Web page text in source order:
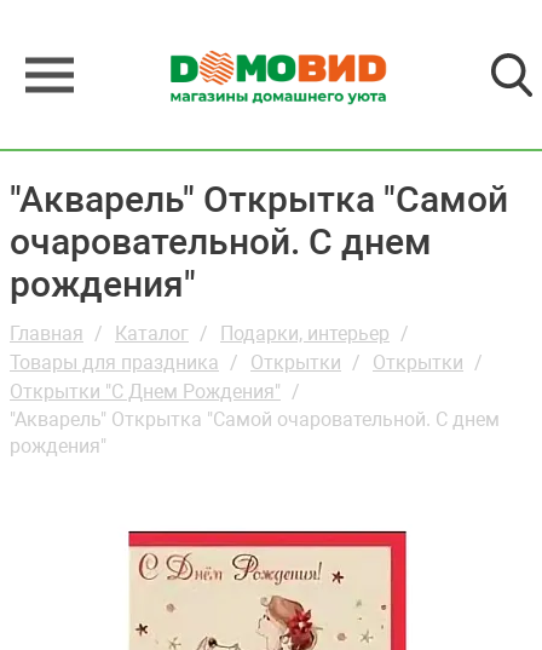
"Акварель" Открытка "Самой
очаровательной. С днем
рождения"
Главная Каталог
Подарки, интерьер
Товары для праздника
Открытки
Открытки
Открытки "С Днем Рождения"
"Акварель" Открытка "Самой очаровательной. С днем
рождения"